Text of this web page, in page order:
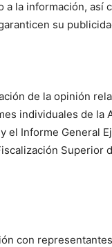
a la información, así
su
de la opinión
individuales de la
el Informe General
Superior
con